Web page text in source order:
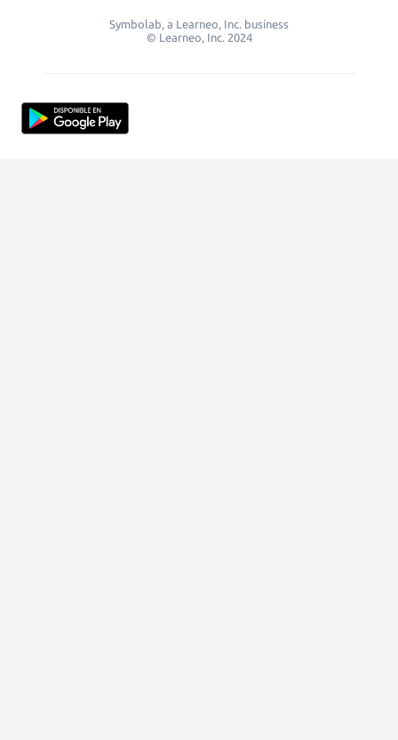
Symbolab, a Learneo, Inc. business
© Learneo, Inc. 2024